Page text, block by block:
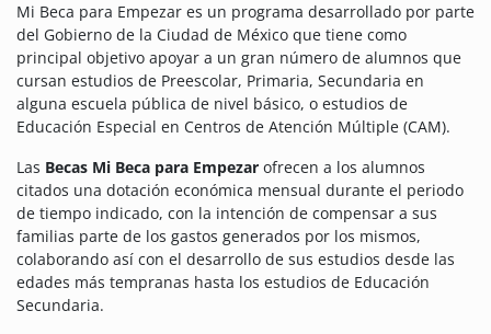
Mi Beca para Empezar es un programa desarrollado por parte
del Gobierno de la Ciudad de México que tiene como
principal objetivo apoyar a un gran número de alumnos que
cursan estudios de Preescolar, Primaria, Secundaria en
alguna escuela pública de nivel básico, o estudios de
Educación Especial en Centros de Atención Múltiple (CAM).
Las Becas Mi Beca para Empezar ofrecen a los alumnos
citados una dotación económica mensual durante el periodo
de tiempo indicado, con la intención de compensar a sus
familias parte de los gastos generados por los mismos,
colaborando así con el desarrollo de sus estudios desde las
edades más tempranas hasta los estudios de Educación
Secundaria.